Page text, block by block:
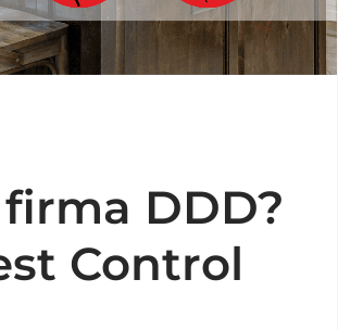
DDD?
Control